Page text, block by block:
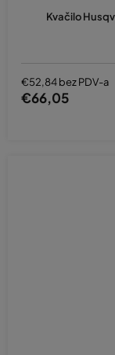
Kvačilo
€52,84 bez PDV-a
€66,05